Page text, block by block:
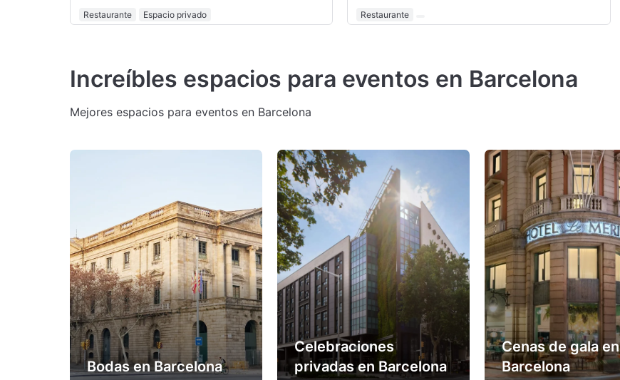
Restaurante Espacio privado Restaurante
Increíbles espacios para eventos en Barcelona
Mejores espacios para eventos en Barcelona
Bodas en Barcelona
Celebraciones
privadas en Barcelona
Cenas de gala en
Barcelona